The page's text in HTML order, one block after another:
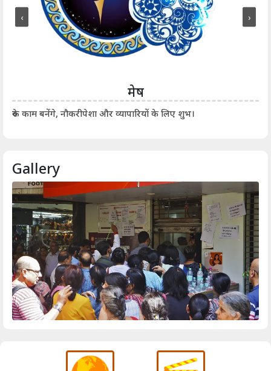
मेष
रुके काम बनेंगे, नौकरीपेशा और व्यापारियों के लिए शुभ।
‹ ›
Gallery